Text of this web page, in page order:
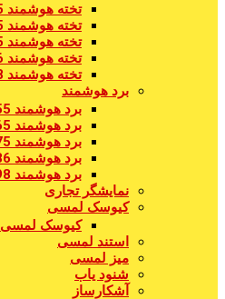
تخته هوشمند 55 اینچ
تخته هوشمند 65 اینچ
تخته هوشمند 75 اینچ
تخته هوشمند 86 اینچ
تخته هوشمند 98 اینچ
برد هوشمند
برد هوشمند 55 اینچ
برد هوشمند 65 اینچ
برد هوشمند 75 اینچ
برد هوشمند 86 اینچ
برد هوشمند 98 اینچ
نمایشگر تجاری
کیوسک لمسی
کیوسک لمسی
استند لمسی
میز لمسی
شنود یاب
آشکارساز